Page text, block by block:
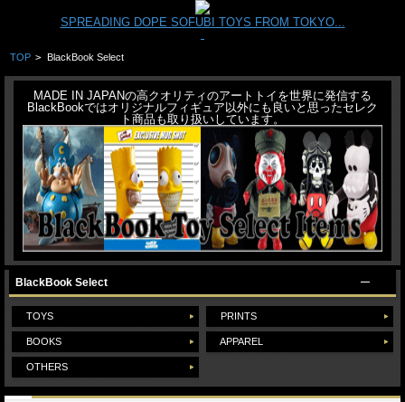
SPREADING DOPE SOFUBI TOYS FROM TOKYO...
TOP > BlackBook Select
MADE IN JAPANの高クオリティのアートトイを世界に発信する
BlackBookではオリジナルフィギュア以外にも良いと思ったセレク
ト商品も取り扱いしています。
BlackBook Select
TOYS
BOOKS
OTHERS
PRINTS
APPAREL